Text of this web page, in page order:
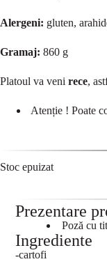
Alergeni: gluten,
Gramaj: 860 g
Platoul va veni rece,
Atenție ! Poate
Stoc epuizat
Prezentare
Poză cu
Ingrediente
-cartofi